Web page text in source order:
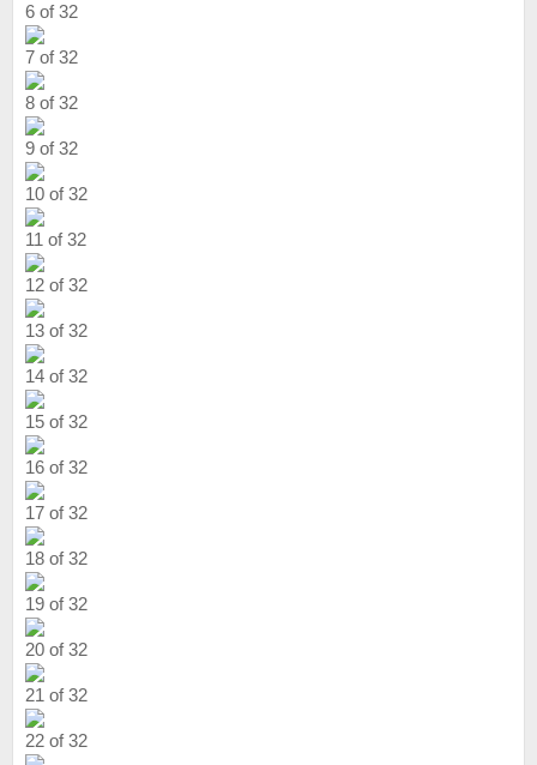
6 of 32
7 of 32
8 of 32
9 of 32
10 of 32
11 of 32
12 of 32
13 of 32
14 of 32
15 of 32
16 of 32
17 of 32
18 of 32
19 of 32
20 of 32
21 of 32
22 of 32